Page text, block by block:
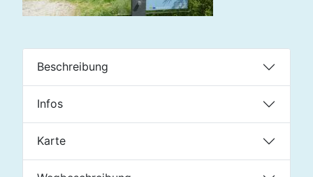
Beschreibung
Infos
Karte